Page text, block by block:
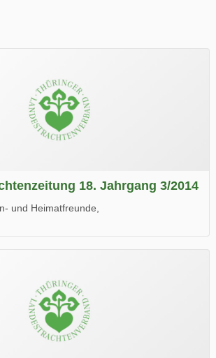
18. Jahrgang 3/2014
und Heimatfreunde,
viel Spaß beim Lesen.